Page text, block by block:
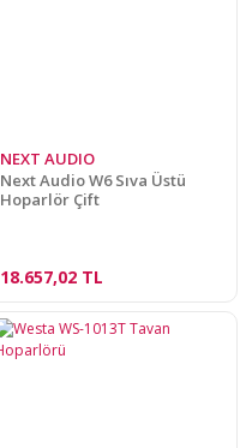
NEXT AUDIO
Next Audio W6 Sıva Üstü
Hoparlör Çift
18.657,02 TL